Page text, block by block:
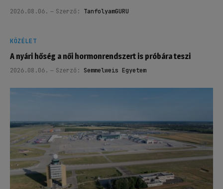
2026.08.06. Szerző: TanfolyamGURU
KÖZÉLET
A nyári hőség a női hormonrendszert is próbára teszi
2026.08.06. Szerző: Semmelweis Egyetem